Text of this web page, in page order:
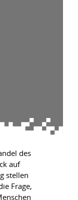
des
auf
stellen
Frage,